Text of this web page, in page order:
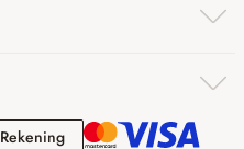
RekeningRekening